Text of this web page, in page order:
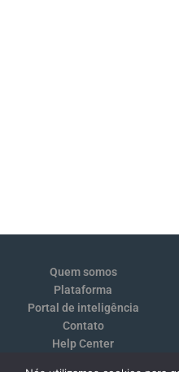
Quem somos
Plataforma
Portal de inteligência
Contato
Help Center